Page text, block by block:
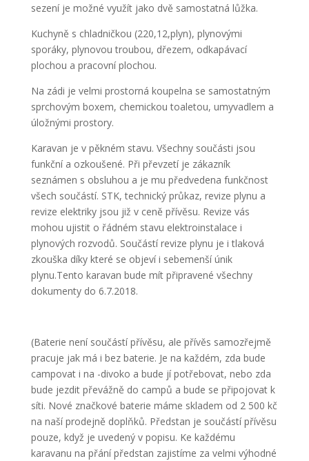
sezení je možné využít jako dvě samostatná lůžka.
Kuchyně s chladničkou (220,12,plyn), plynovými
sporáky, plynovou troubou, dřezem, odkapávací
plochou a pracovní plochou.
Na zádi je velmi prostorná koupelna se samostatným
sprchovým boxem, chemickou toaletou, umyvadlem a
úložnými prostory.
Karavan je v pěkném stavu. Všechny součásti jsou
funkční a ozkoušené. Při převzetí je zákazník
seznámen s obsluhou a je mu předvedena funkčnost
všech součástí. STK, technický průkaz, revize plynu a
revize elektriky jsou již v ceně přívěsu. Revize vás
mohou ujistit o řádném stavu elektroinstalace i
plynových rozvodů. Součástí revize plynu je i tlaková
zkouška díky které se objeví i sebemenší únik
plynu.Tento karavan bude mít připravené všechny
dokumenty do 6.7.2018.
(Baterie není součástí přívěsu, ale přívěs samozřejmě
pracuje jak má i bez baterie. Je na každém, zda bude
campovat i na -divoko a bude jí potřebovat, nebo zda
bude jezdit převážně do campů a bude se připojovat k
síti. Nové značkové baterie máme skladem od 2 500 kč
na naší prodejně doplňků. Předstan je součástí přívěsu
pouze, když je uvedený v popisu. Ke každému
karavanu na přání předstan zajistíme za velmi výhodné